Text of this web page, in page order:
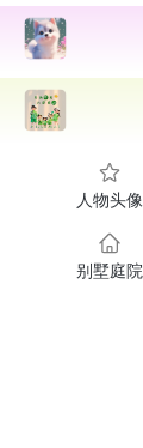
人物头像
别墅庭院